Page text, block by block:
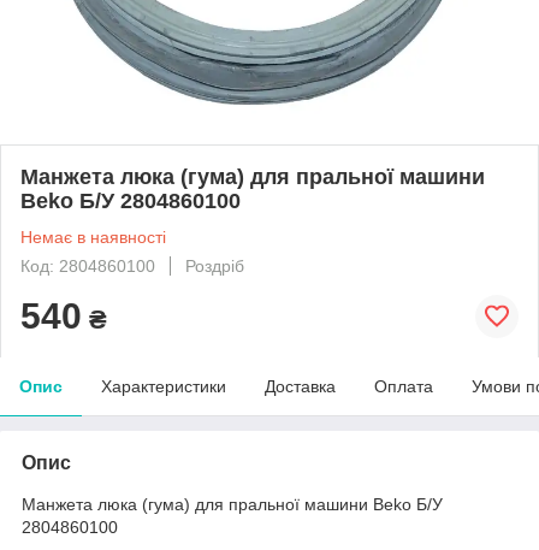
Mанжета люка (гума) для пральної машини
Beko Б/У 2804860100
Немає в наявності
Код: 2804860100
Роздріб
540 ₴
Опис Характеристики Доставка Оплата Умови
Опис
Mанжета люка (гума) для пральної машини Beko Б/У
2804860100